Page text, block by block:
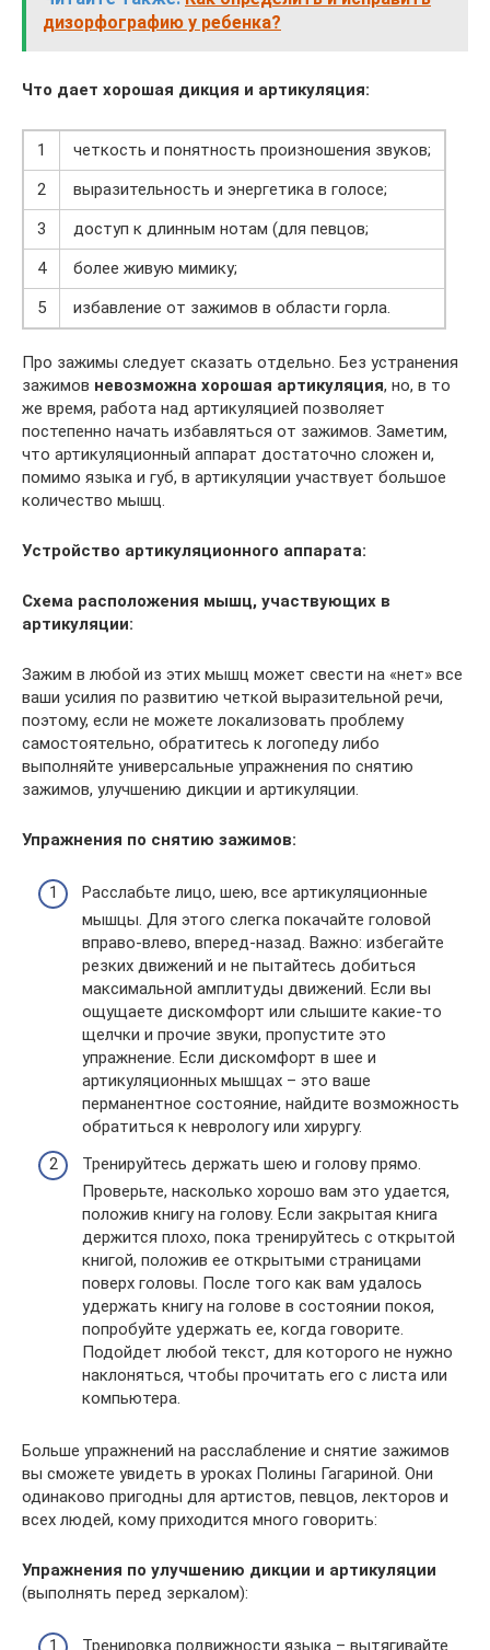
дизорфографию у ребенка?
Что дает хорошая дикция и артикуляция:
1
четкость и понятность произношения звуков;
2
выразительность и энергетика в голосе;
3
доступ к длинным нотам (для певцов;
4
более живую мимику;
5
избавление от зажимов в области горла.
Про зажимы следует сказать отдельно. Без устранения
зажимов невозможна хорошая артикуляция, но, в то
же время, работа над артикуляцией позволяет
постепенно начать избавляться от зажимов. Заметим,
что артикуляционный аппарат достаточно сложен и,
помимо языка и губ, в артикуляции участвует большое
количество мышц.
Устройство артикуляционного аппарата:
Схема расположения мышц, участвующих в
артикуляции:
Зажим в любой из этих мышц может свести на «нет» все
ваши усилия по развитию четкой выразительной речи,
поэтому, если не можете локализовать проблему
самостоятельно, обратитесь к логопеду либо
выполняйте универсальные упражнения по снятию
зажимов, улучшению дикции и артикуляции.
Упражнения по снятию зажимов:
Расслабьте лицо, шею, все артикуляционные
мышцы. Для этого слегка покачайте головой
вправо-влево, вперед-назад. Важно: избегайте
резких движений и не пытайтесь добиться
максимальной амплитуды движений. Если вы
ощущаете дискомфорт или слышите какие-то
щелчки и прочие звуки, пропустите это
упражнение. Если дискомфорт в шее и
артикуляционных мышцах – это ваше
перманентное состояние, найдите возможность
обратиться к неврологу или хирургу.
Тренируйтесь держать шею и голову прямо.
Проверьте, насколько хорошо вам это удается,
положив книгу на голову. Если закрытая книга
держится плохо, пока тренируйтесь с открытой
книгой, положив ее открытыми страницами
поверх головы. После того как вам удалось
удержать книгу на голове в состоянии покоя,
попробуйте удержать ее, когда говорите.
Подойдет любой текст, для которого не нужно
наклоняться, чтобы прочитать его с листа или
компьютера.
Больше упражнений на расслабление и снятие зажимов
вы сможете увидеть в уроках Полины Гагариной. Они
одинаково пригодны для артистов, певцов, лекторов и
всех людей, кому приходится много говорить:
Упражнения по улучшению дикции и артикуляции
(выполнять перед зеркалом):
Тренировка подвижности языка – вытягивайте